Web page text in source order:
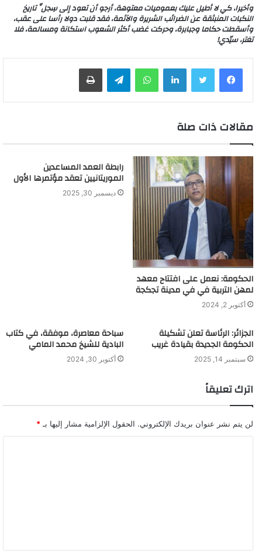
وأخيرا، كي لا أطيل عليك بعموميات معتوهة، أرجو أن تعود إلى سِجلِّ تاريخ
النكبات المنبثقة عن الضرائب الشريرة والآثمة، فقد قلبت دولا رأسا على عقب،
وأسقطت حكاما وجبابرة، وحركت غضب أكثر الشعوب استكانة ومسالمة، فلا
تغتر، سيّدي!
لينكدإن واتساب
مقالات ذات صلة
الحكومة: نعمل على افتتاح معهد
لمهن التربية في في مدينة تجكجة
أكتوبر 2, 2024
رابطة العمد المساعدين
الموريتانيين تعقد مؤتمرها الأول
ديسمبر 30, 2025
الجزائر: الرئاسة تعلن تشكيلة
الحكومة الجديدة بقيادة غريب
سبتمبر 14, 2025
سباحة معاصرة، موفقة، في كتاب
البادية للشيخ محمد المامي
أكتوبر 30, 2024
اترك تعليقاً
لن يتم نشر عنوان بريدك الإلكتروني. الحقول الإلزامية مشار إليها بـ *
ق